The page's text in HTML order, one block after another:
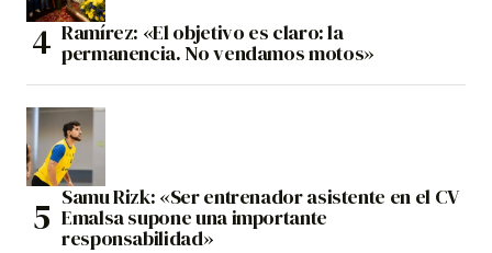
Ramírez: «El objetivo es claro: la
permanencia. No vendamos motos»
Samu Rizk: «Ser entrenador asistente en el CV
Emalsa supone una importante
responsabilidad»